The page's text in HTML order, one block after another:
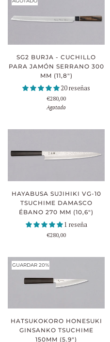
SG2 BURJA - CUCHILLO
PARA JAMÓN SERRANO 300
MM (11,8")
20 reseñas
€280,00
Agotado
HAYABUSA SUJIHIKI VG-10
TSUCHIME DAMASCO
ÉBANO 270 MM (10,6")
1 reseña
€280,00
GUARDAR 20%
HATSUKOKORO HONESUKI
GINSANKO TSUCHIME
150MM (5.9")